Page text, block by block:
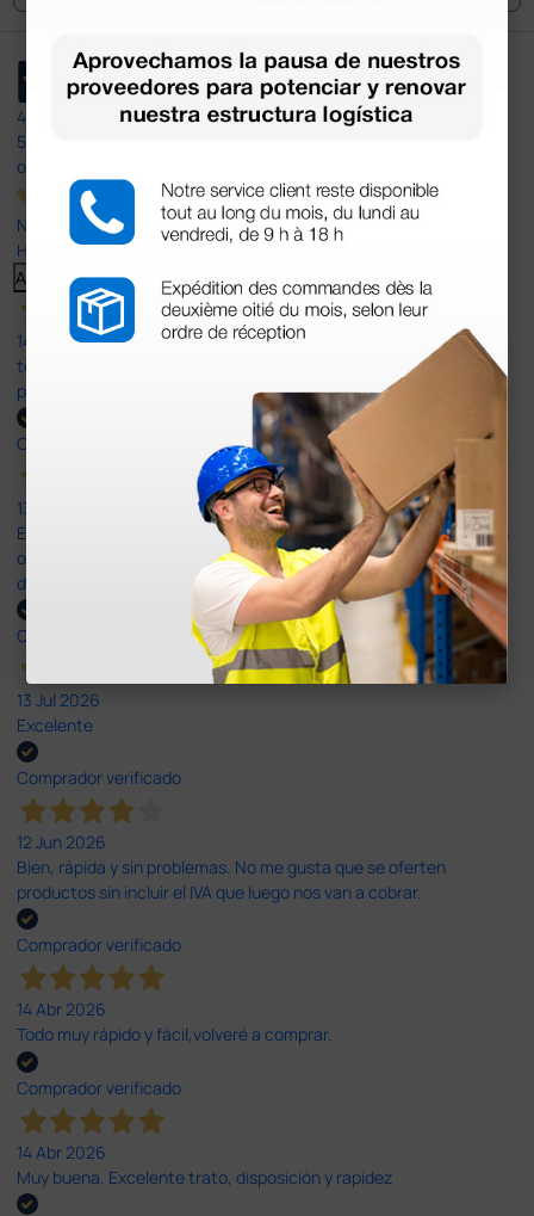
4,4
597
opiniones
Nuestras reseñas de 4 y 5 estrellas.
Haga clic aquí para leerlos todos >
Anterior Siguiente
14 Jul 2026
todo correcto. podria señalar que un poco caro los portes y el
plazo de entrega se alarga.
Comprador verificado
13 Jul 2026
Es fácil hacer el pedido. El producto, bastante mas barato que en
otras plataformas de material médico. Pero el envío cuesta más
del doble que en cualquier otra empresa dentro de España.
Comprador verificado
13 Jul 2026
Excelente
Comprador verificado
12 Jun 2026
Bien, rápida y sin problemas. No me gusta que se oferten
productos sin incluir el IVA que luego nos van a cobrar.
Comprador verificado
14 Abr 2026
Todo muy rápido y fácil,volveré a comprar.
Comprador verificado
14 Abr 2026
Muy buena. Excelente trato, disposición y rapidez